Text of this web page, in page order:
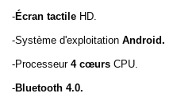
-Écran tactile HD.
-Système d'exploitation Android.
-Processeur 4 cœurs CPU.
-Bluetooth 4.0.